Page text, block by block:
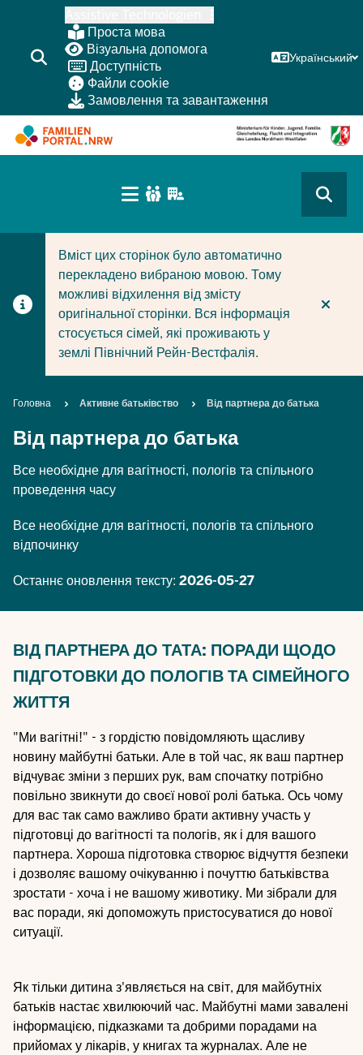
основного
змісту
Проста мова
Візуальна допомога
Доступність
Файли cookie
Замовлення та завантаження
Український
CURRENT SECTION ДЛЯ КОМПАНІЙ/
CURRENT SECTION ДЛЯ СІМЕЙ
(BÜRGERBEREICH
Вміст цих сторінок було автоматично
перекладено вибраною мовою. Тому
можливі відхилення від змісту
оригінальної сторінки. Вся інформація
стосується сімей, які проживають у
землі Північний Рейн-Вестфалія.
Breadcrumb
Головна Активне батьківство Від партнера до батька
Від партнера до батька
Все необхідне для вагітності, пологів та спільного
проведення часу
Все необхідне для вагітності, пологів та спільного
відпочинку
Останнє оновлення тексту: 2026-05-27
ВІД ПАРТНЕРА ДО ТАТА: ПОРАДИ ЩОДО
ПІДГОТОВКИ ДО ПОЛОГІВ ТА СІМЕЙНОГО
ЖИТТЯ
"Ми вагітні!" - з гордістю повідомляють щасливу
новину майбутні батьки. Але в той час, як ваш партнер
відчуває зміни з перших рук, вам спочатку потрібно
повільно звикнути до своєї нової ролі батька. Ось чому
для вас так само важливо брати активну участь у
підготовці до вагітності та пологів, як і для вашого
партнера. Хороша підготовка створює відчуття безпеки
і дозволяє вашому очікуванню і почуттю батьківства
зростати - хоча і не вашому животику. Ми зібрали для
вас поради, які допоможуть пристосуватися до нової
ситуації.
Як тільки дитина з'являється на світ, для майбутніх
батьків настає хвилюючий час. Майбутні мами завалені
інформацією, підказками та добрими порадами на
прийомах у лікарів, у книгах та журналах. Але не